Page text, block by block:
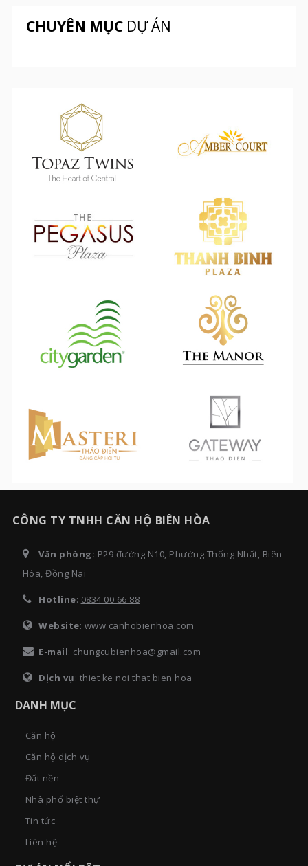
CHUYÊN MỤCDỰ ÁN
CÔNG TY TNHH CĂN HỘ BIÊN HÒA
Văn phòng: P29 đường N10, Phường Thống Nhất, Biên
Hòa, Đồng Nai
Hotline: 0834 00 66 88
Website: www.canhobienhoa.com
E-mail: chungcubienhoa@gmail.com
Dịch vụ: thiet ke noi that bien hoa
DANH MỤC
Căn hộ
Căn hộ dịch vụ
Đất nền
Nhà phố biệt thự
Tin tức
Liên hệ